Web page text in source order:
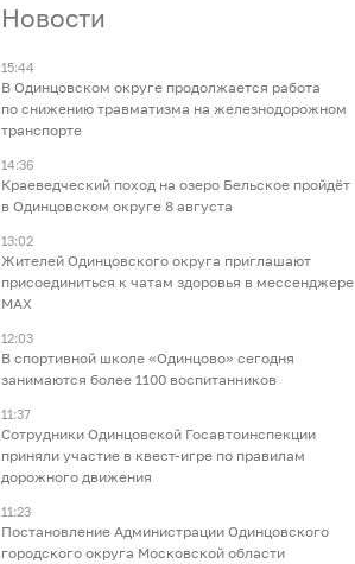
Новости
15:44
В Одинцовском округе продолжается работа
по снижению травматизма на железнодорожном
транспорте
14:36
Краеведческий поход на озеро Бельское пройдёт
в Одинцовском округе 8 августа
13:02
Жителей Одинцовского округа приглашают
присоединиться к чатам здоровья в мессенджере
МАХ
12:03
В спортивной школе «Одинцово» сегодня
занимаются более 1100 воспитанников
11:37
Сотрудники Одинцовской Госавтоинспекции
приняли участие в квест-игре по правилам
дорожного движения
11:23
Постановление Администрации Одинцовского
городского округа Московской области